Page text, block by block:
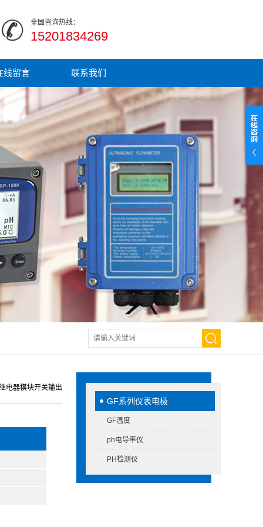
全国咨询热线：
15201834269
线留言 联系我们
GF系列仪表电极
GF温度
ph电导率仪
PH检测仪
器模块开关输出